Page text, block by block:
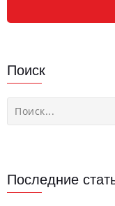
Поиск
Последние